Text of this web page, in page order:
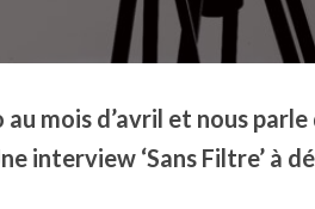
au mois d’avril et nous
interview ‘Sans Filtre’ à